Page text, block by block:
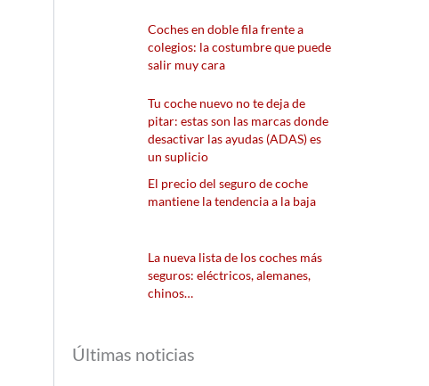
Coches en doble fila frente a
colegios: la costumbre que puede
salir muy cara
Tu coche nuevo no te deja de
pitar: estas son las marcas donde
desactivar las ayudas (ADAS) es
un suplicio
El precio del seguro de coche
mantiene la tendencia a la baja
La nueva lista de los coches más
seguros: eléctricos, alemanes,
chinos…
Últimas noticias